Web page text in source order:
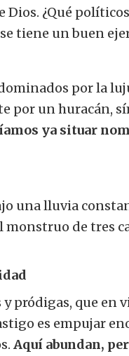
¿Qué
tiene un buen
por la
por un huracán,
ya situar
una lluvia
de tres
pródigas, que en
es empujar
Aquí abundan,